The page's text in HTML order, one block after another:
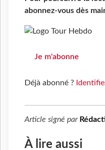
abonnez-vous dès
Je m'abonne
Déjà abonné ?
Article signé par
À lire aussi